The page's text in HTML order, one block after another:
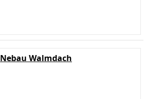
Nebau Walmdach